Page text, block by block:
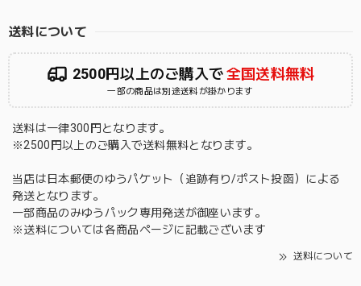
送料について
2500円以上のご購入で全国送料無料
一部の商品は別途送料が掛かります
送料は一律300円となります。
※2500円以上のご購入で送料無料となります。
当店は日本郵便のゆうパケット（追跡有り/ポスト投函）による
発送となります。
一部商品のみゆうパック専用発送が御座います。
※送料については各商品ページに記載ございます
送料について